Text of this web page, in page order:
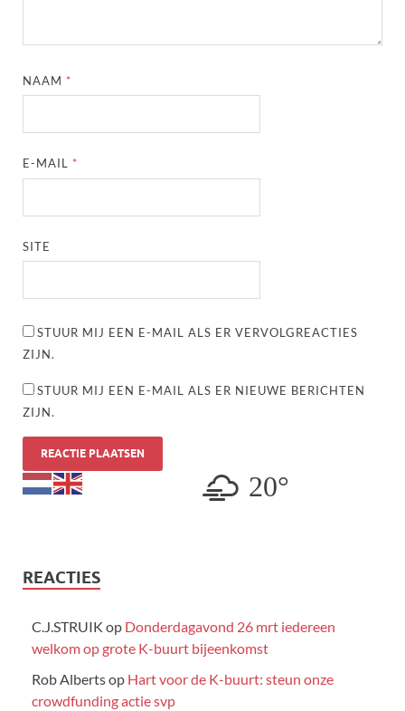
NAAM *
E-MAIL *
SITE
STUUR MIJ EEN E-MAIL ALS ER VERVOLGREACTIES
ZIJN.
STUUR MIJ EEN E-MAIL ALS ER NIEUWE BERICHTEN
ZIJN.
20°
REACTIES
C.J.STRUIK op Donderdagavond 26 mrt iedereen
welkom op grote K-buurt bijeenkomst
Rob Albertsop Hart voor de K-buurt: steun onze
crowdfunding actie svp